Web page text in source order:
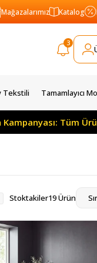
Mağazalarımız Katalog
3
Tekstili Tamamlayıcı
Ürünlerde Peşin
Stoktakiler19 Ürün